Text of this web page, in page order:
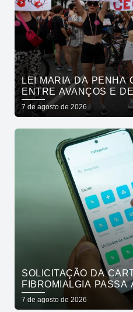
LEI MARIA DA PENHA
ENTRE AVANÇOS E
7 de agosto de 2026
SOLICITAÇÃO DA
FIBROMIALGIA PASSA
EXCLUSIVAMENTE
PESSOA NA PALMA DA
7 de agosto de 2026